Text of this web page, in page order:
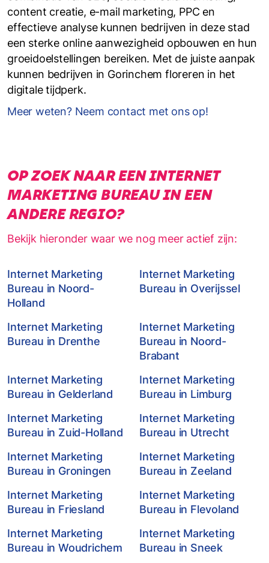
content creatie, e-mail marketing, PPC en
effectieve analyse kunnen bedrijven in deze stad
een sterke online aanwezigheid opbouwen en hun
groeidoelstellingen bereiken. Met de juiste aanpak
kunnen bedrijven in Gorinchem floreren in het
digitale tijdperk.
Meer weten? Neem contact met ons op!
OP ZOEK NAAR EEN INTERNET
MARKETING BUREAU IN EEN
ANDERE REGIO?
Bekijk hieronder waar we nog meer actief zijn:
Internet Marketing
Bureau in Noord-
Holland
Internet Marketing
Bureau in Overijssel
Internet Marketing
Bureau in Drenthe
Internet Marketing
Bureau in Noord-
Brabant
Internet Marketing
Bureau in Gelderland
Internet Marketing
Bureau in Limburg
Internet Marketing
Bureau in Zuid-Holland
Internet Marketing
Bureau in Utrecht
Internet Marketing
Bureau in Groningen
Internet Marketing
Bureau in Zeeland
Internet Marketing
Bureau in Friesland
Internet Marketing
Bureau in Flevoland
Internet Marketing
Bureau in Woudrichem
Internet Marketing
Bureau in Sneek